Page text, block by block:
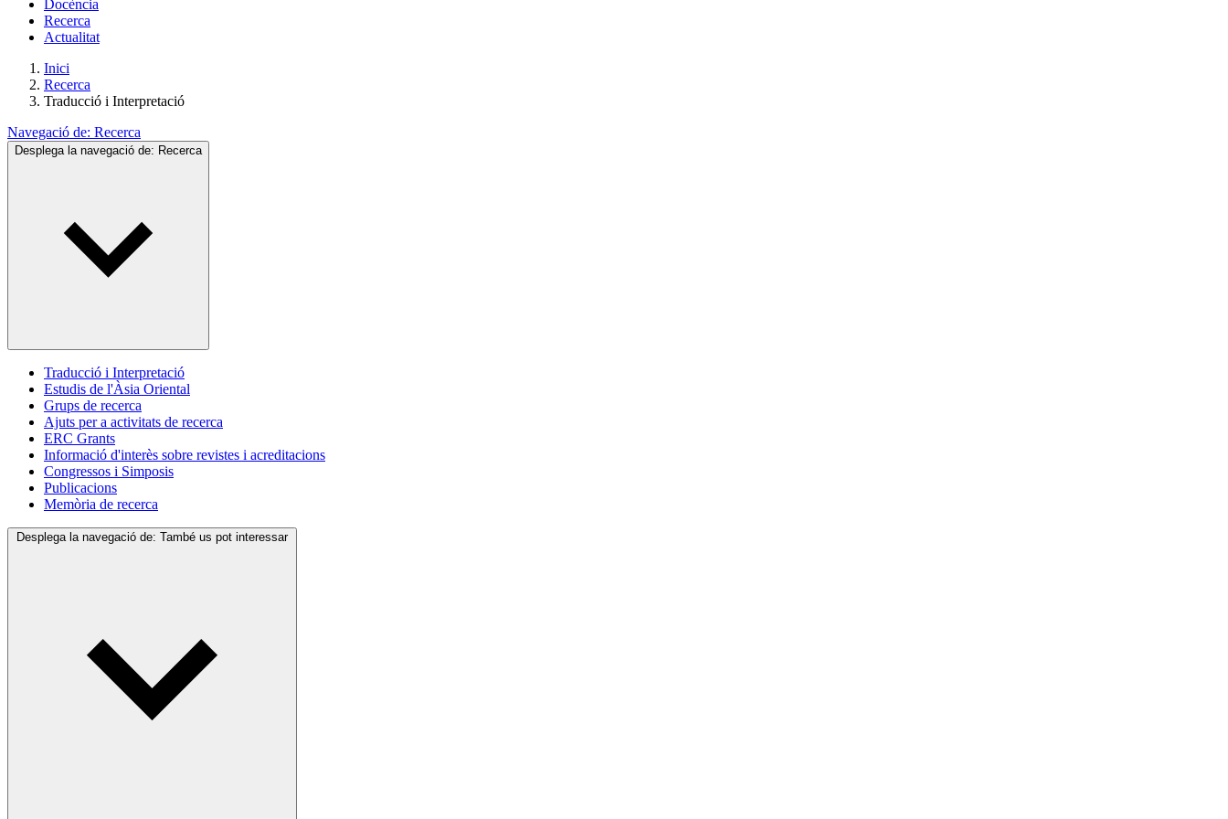
Docència
Recerca
Actualitat
Inici
Recerca
Traducció i Interpretació
Navegació de: Recerca
Desplega la navegació de: Recerca
Traducció i Interpretació
Estudis de l'Àsia Oriental
Grups de recerca
Ajuts per a activitats de recerca
ERC Grants
Informació d'interès sobre revistes i acreditacions
Congressos i Simposis
Publicacions
Memòria de recerca
Desplega la navegació de: També us pot interessar